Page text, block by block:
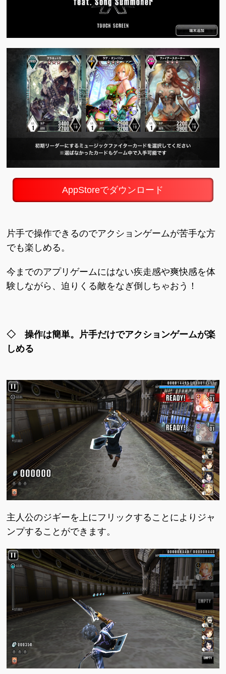
AppStoreでダウンロード
片手で操作できるのでアクションゲームが苦手な方
でも楽しめる。
今までのアプリゲームにはない疾走感や爽快感を体
験しながら、迫りくる敵をなぎ倒しちゃおう！
◇ 操作は簡単。片手だけでアクションゲームが楽
しめる
主人公のジギーを上にフリックすることによりジャ
ンプすることができます。